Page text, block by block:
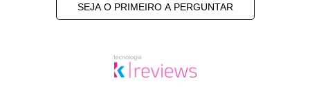
SEJA O PRIMEIRO A PERGUNTAR